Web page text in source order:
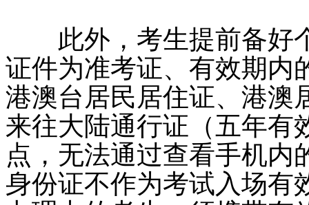
此外，考生提前备好
证件为准考证、有效期内
港澳台居民居住证、港澳
来往大陆通行证（五年有
点，无法通过查看手机内
身份证不作为考试入场有